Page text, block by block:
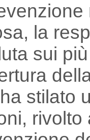
la
sui
stilato